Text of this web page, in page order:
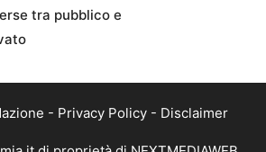
tra pubblico e
- Privacy Policy - Disclaimer